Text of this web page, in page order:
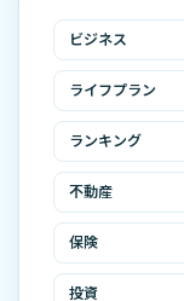
ビジネス
ライフプラン
ランキング
不動産
保険
投資